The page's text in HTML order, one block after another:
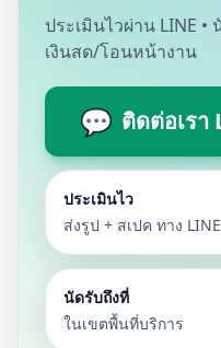
ประเมินไวผ่าน LINE
เงินสด/โอนหน้างาน
💬 ติดต่อเรา
ประเมินไว
ส่งรูป + สเปค ทาง LINE
นัดรับถึงที่
ในเขตพื้นที่บริการ